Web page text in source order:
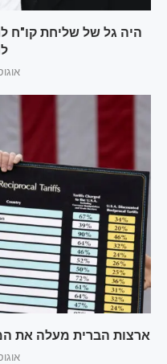
היה גל של שליחת קו"ח
אוגוסט
ארצות הברית מעלה את
אוגוסט